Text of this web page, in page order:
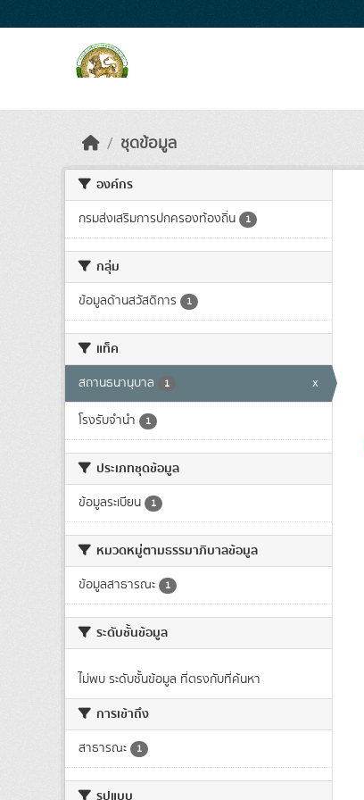
ชุดข้อมูล
องค์กร
กรมส่งเสริมการปกครองท้องถิ่น 1
กลุ่ม
ข้อมูลด้านสวัสดิการ 1
แท็ค
สถานธนานุบาล 1 x
โรงรับจำนำ 1
ประเภทชุดข้อมูล
ข้อมูลระเบียน 1
หมวดหมู่ตามธรรมาภิบาลข้อมูล
ข้อมูลสาธารณะ 1
ระดับชั้นข้อมูล
ไม่พบ ระดับชั้นข้อมูล ที่ตรงกับที่ค้นหา
การเข้าถึง
สาธารณะ 1